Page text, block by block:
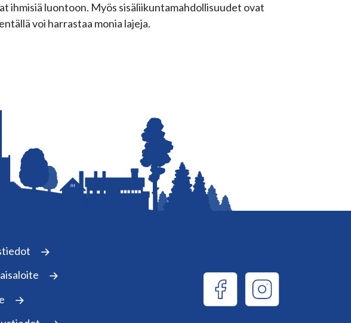
ihmisiä luontoon. Myös sisäliikuntamahdollisuudet ovat
voi harrastaa monia lajeja.